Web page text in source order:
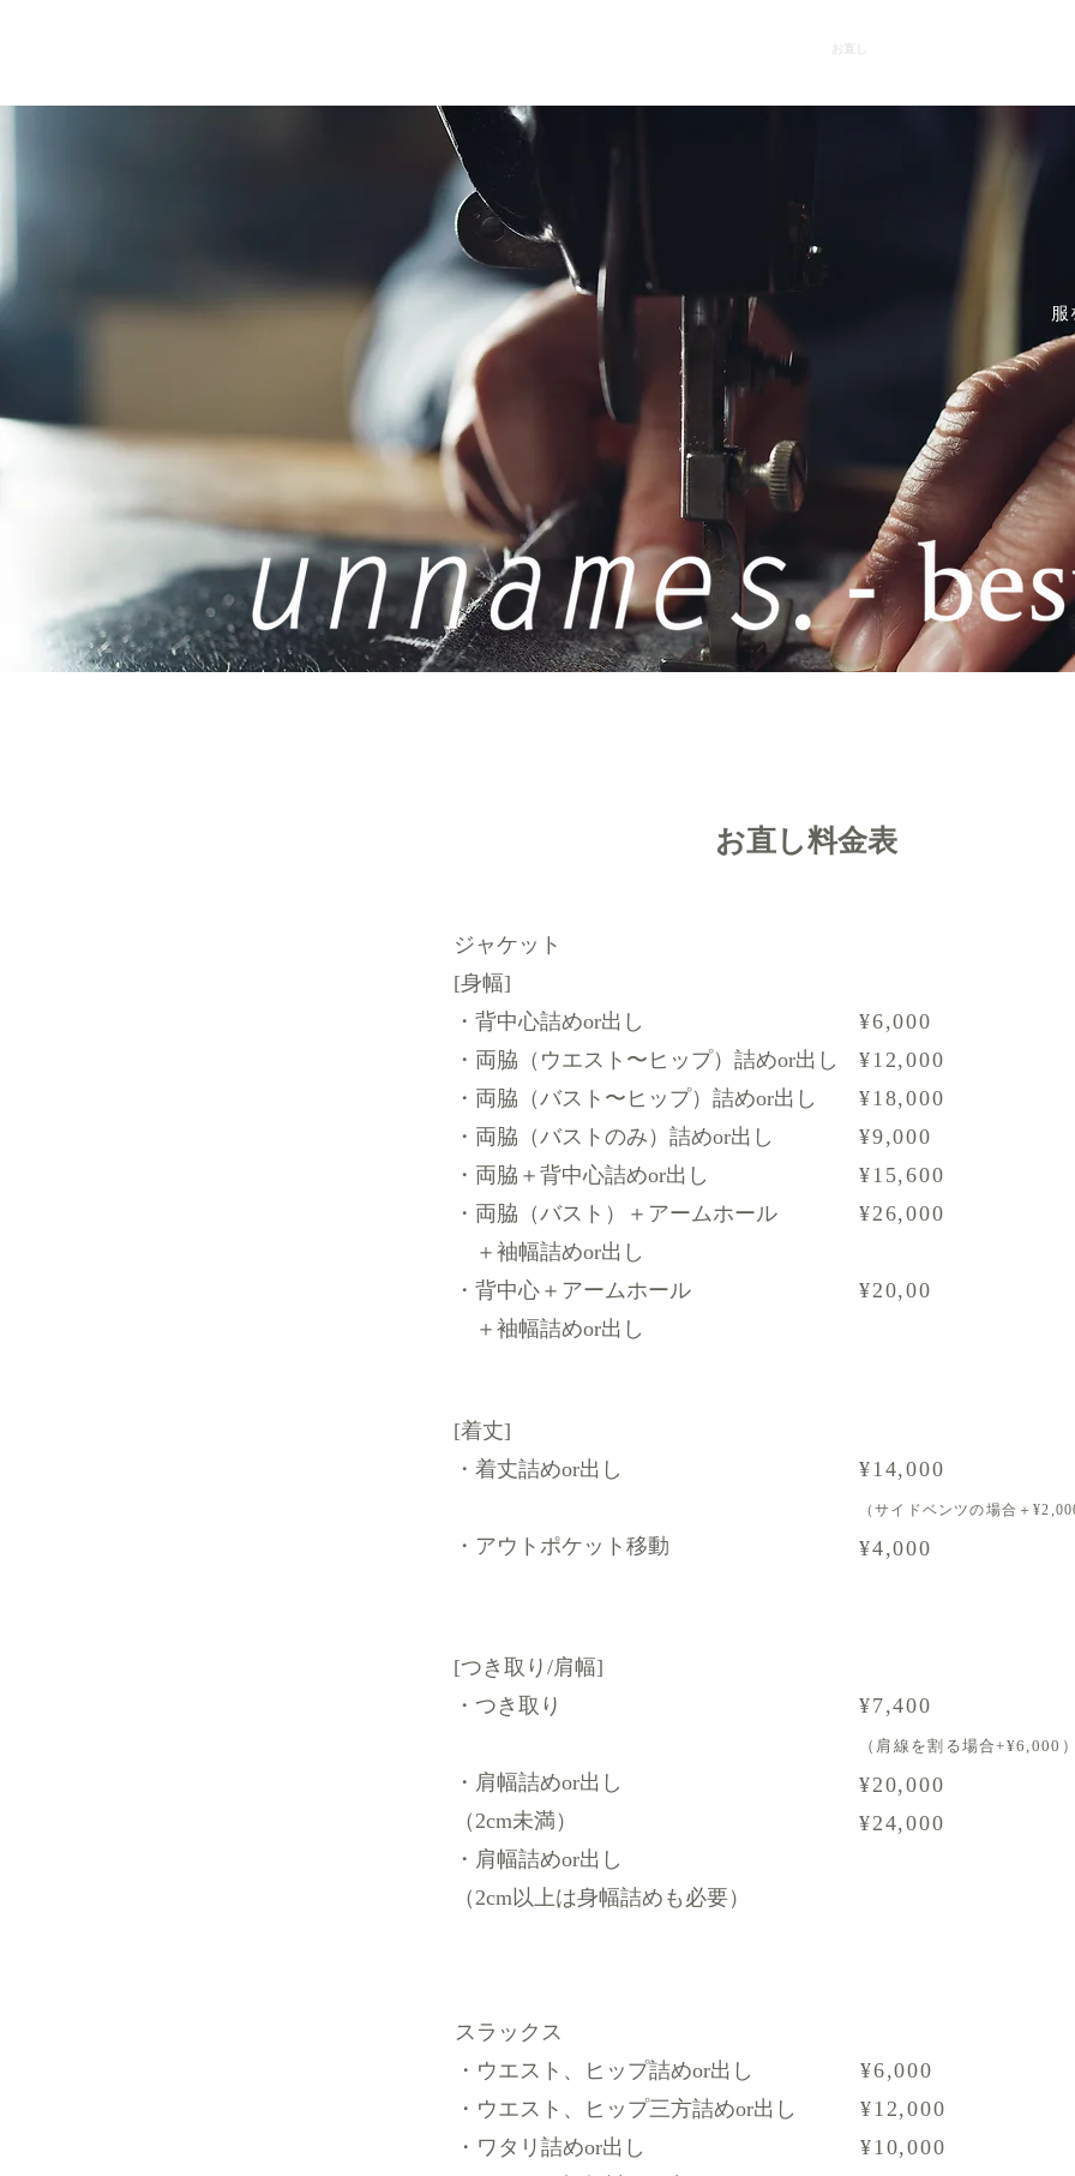
お直し
​お直し料金表
ジャケット
[身幅]
・背中心詰めor出し
・両脇（ウエスト〜ヒップ）詰めor出し
・両脇（バスト〜ヒップ）詰めor出し
・両脇（バストのみ）詰めor出し
・両脇＋背中心詰めor出し
・両脇（バスト）＋アームホール
＋袖幅詰めor出し
・背中心＋アームホール
＋袖幅詰めor出し
¥6,000
¥12,000
¥18,000
¥9,000
¥15,600
¥26,000
¥20,00
[着丈]
・着丈詰めor出し
・アウトポケット移動
¥14,000
（サイドベンツの場合＋
¥4,000
[つき取り/肩幅]
・つき取り
・肩幅詰めor出し
（2cm未満）
・肩幅詰めor出し
（2cm以上は身幅詰めも必要）
¥7,400
（肩 線を割る場合+¥6,000
¥20,000
¥24,000
スラックス
・ウエスト、ヒップ詰めor出し
・ウエスト、ヒップ三方詰めor出し
・ワタリ詰めor出し
¥6,000
¥12,000
¥10,000